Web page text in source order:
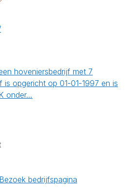
hoveniersbedrijf met 7
is opgericht op 01-01-1997 en is
onder…
Bezoek bedrijfspagina